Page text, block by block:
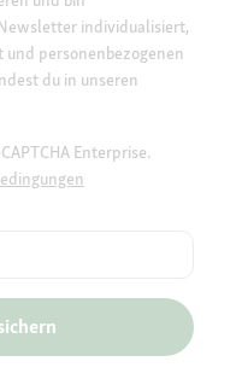
individualisiert,
personenbezogenen
du in unseren
Enterprise.